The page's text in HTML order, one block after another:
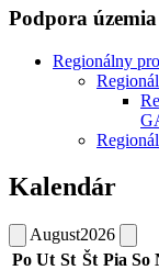
Podpora územia
Regionálny
Kalendár
August2026
Po Ut St Št Pia So